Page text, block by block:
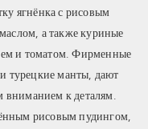
ягнёнка с рисовым
а также куриные
и томатом. Фирменные
турецкие манты, дают
вниманием к деталям.
рисовым пудингом,